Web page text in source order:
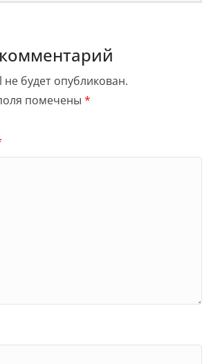
будет опубликован.
помечены *